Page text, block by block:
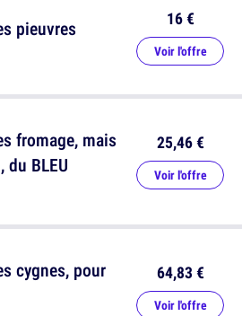
pieuvres 16 €
Voir l'offre
cygnes, pour
64,83 €
Voir l'offre
fromage, mais
BLEU
25,46 €
Voir l'offre